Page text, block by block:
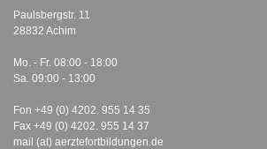
Paulsbergstr. 11
28832 Achim
Mo. - Fr. 08:00 - 18:00
Sa. 09:00 - 13:00
Fon +49 (0) 4202. 955 14 35
Fax +49 (0) 4202. 955 14 37
mail (at) aerztefortbildungen.de